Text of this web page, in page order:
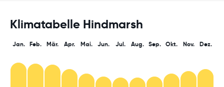
Klimatabelle Hindmarsh
Jan. Feb. Mär. Apr. Mai. Jun. Jul. Aug. Sep. Okt. Nov. Dez.